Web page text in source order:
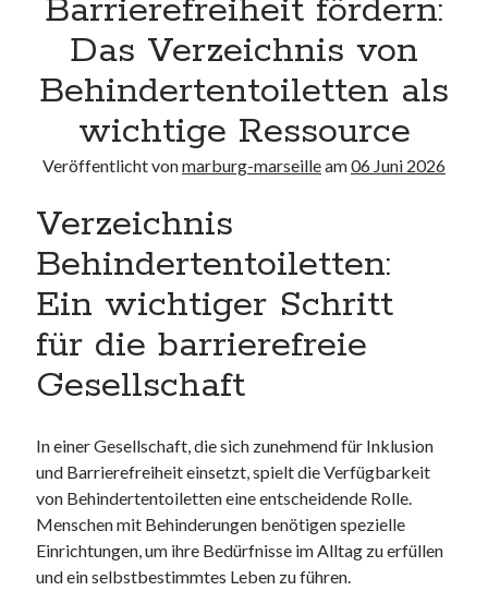
Neueste Kommentare
Keine Kommentare vorhanden.
Archiv
August 2026
Juli 2026
Mai 2026
April 2026
März 2026
Februar 2026
Dezember 2025
November 2025
Barrierefreiheit fördern:
Das Verzeichnis von
Behindertentoiletten als
wichtige Ressource
Veröffentlicht vonmarburg-marseilleam06 Juni 2026
Verzeichnis
Behindertentoiletten:
Ein wichtiger Schritt
für die barrierefreie
Gesellschaft
In einer Gesellschaft, die sich zunehmend für Inklusion
und Barrierefreiheit einsetzt, spielt die Verfügbarkeit
von Behindertentoiletten eine entscheidende Rolle.
Menschen mit Behinderungen benötigen spezielle
Einrichtungen, um ihre Bedürfnisse im Alltag zu erfüllen
und ein selbstbestimmtes Leben zu führen.